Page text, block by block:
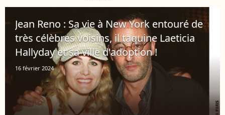
ses moments de solitude, son rapport...
Jean Reno : Sa vie à New York entouré de
très célèbres voisins, il taquine Laeticia
Hallyday et sa ville d'adoption !
16 février 2024